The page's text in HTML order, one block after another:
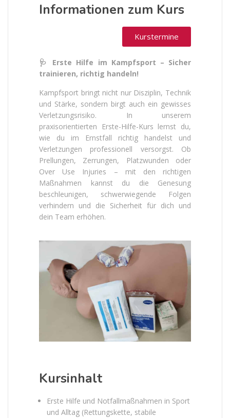
Informationen zum Kurs
Kurstermine
🩺 Erste Hilfe im Kampfsport – Sicher
trainieren, richtig handeln!
Kampfsport bringt nicht nur Disziplin, Technik
und Stärke, sondern birgt auch ein gewisses
Verletzungsrisiko. In unserem
praxisorientierten Erste-Hilfe-Kurs lernst du,
wie du im Ernstfall richtig handelst und
Verletzungen professionell versorgst. Ob
Prellungen, Zerrungen, Platzwunden oder
Over Use Injuries – mit den richtigen
Maßnahmen kannst du die Genesung
beschleunigen, schwerwiegende Folgen
verhindern und die Sicherheit für dich und
dein Team erhöhen.
Kursinhalt
Erste Hilfe und Notfallmaßnahmen in Sport
und Alltag (Rettungskette, stabile